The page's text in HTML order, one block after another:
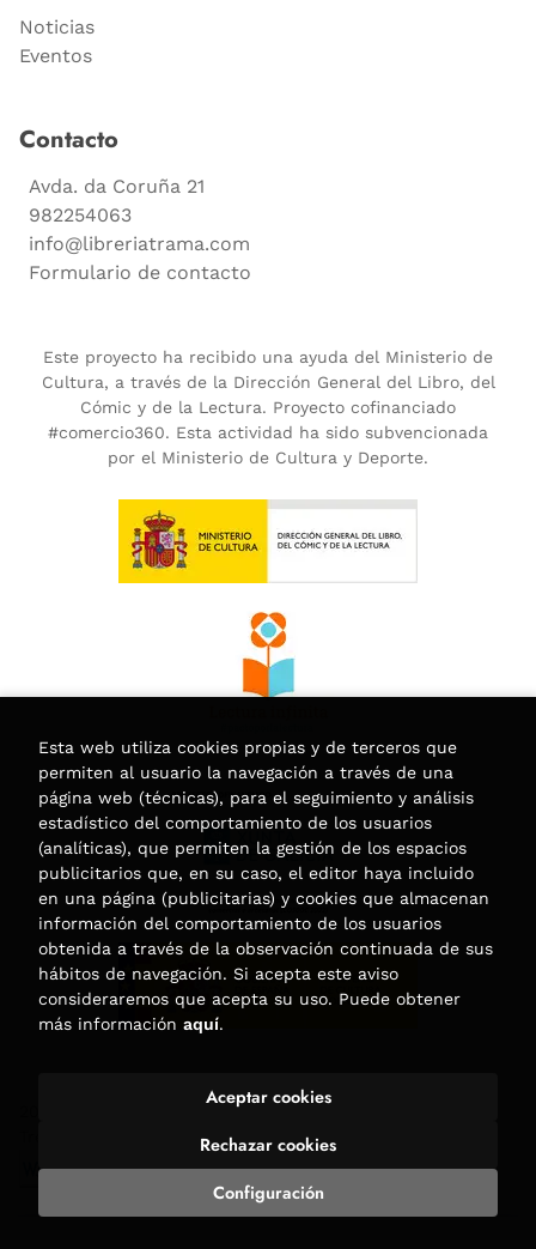
Noticias
Eventos
Contacto
Avda. da Coruña 21
982254063
info@libreriatrama.com
Formulario de contacto
Este proyecto ha recibido una ayuda del Ministerio de
Cultura, a través de la Dirección General del Libro, del
Cómic y de la Lectura. Proyecto cofinanciado
#comercio360. Esta actividad ha sido subvencionada
por el Ministerio de Cultura y Deporte.
. Todos los Derechos Reservados |
Esta web utiliza cookies propias y de terceros que
permiten al usuario la navegación a través de una
página web (técnicas), para el seguimiento y análisis
estadístico del comportamiento de los usuarios
(analíticas), que permiten la gestión de los espacios
publicitarios que, en su caso, el editor haya incluido
en una página (publicitarias) y cookies que almacenan
información del comportamiento de los usuarios
obtenida a través de la observación continuada de sus
hábitos de navegación. Si acepta este aviso
consideraremos que acepta su uso. Puede obtener
más información aquí.
Configuración
Rechazar cookies
Aceptar cookies